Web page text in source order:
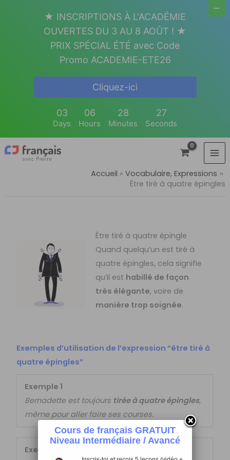
Accueil
Vocabulaire, Expressions
Être tiré à quatre épingles
Être tiré à quatre épingle
Quand quelqu’un est tiré à
quatre épingles, cela signifie
qu’il est habillé de façon
très élégante, voire de
manière trop soignée.
Exemples d’utilisation de l’expression “être tiré à
quatre épingles”
Exemple 1
Bernadette est toujours tirée à quatre épingles,
même pour aller faire ses courses.
Exemple 2
Cours de français GRATUIT
Niveau Intermédiaire / Avancé
★ INSCRIPTIONS À L'ACADÉMIE
OUVERTES DU 3 AU 8 AOÛT ! ★
PRIX SPÉCIAL ÉTÉ avec Code
Promo ACADEMIE-ETE26
Cliquez-ici
03
Days
06
Hours
28
Minutes
27
Seconds